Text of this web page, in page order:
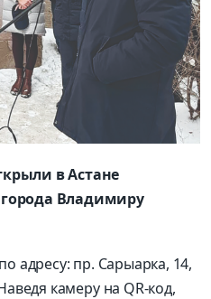
в Астане
Владимиру
адресу: пр. Сарыарка, 14,
камеру на QR-код,